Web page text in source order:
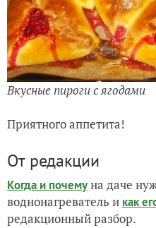
Вкусные пироги с ягодами
Приятного аппетита!
От редакции
Когда и почемуна даче
воднонагреватель и как
редакционный разбор.